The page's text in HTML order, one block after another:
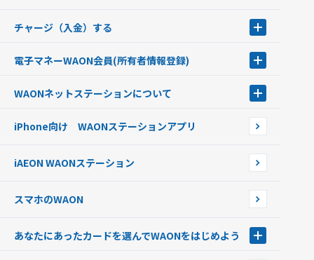
チャージ（入金）する
現金でチャージする
銀行口座・ATMからチャージする
オートチャージ
ポイントからチャージする
チャージ上限金額の変更について
電子マネーWAON会員(所有者情報登録)
WAON POINTサービス会員登録に伴う個人データの共同利用のお知
WAONネットステーションについて
WAONネットステーションWAON端末について
iPhone向け WAONステーションアプリ
iAEON WAONステーション
スマホのWAON
あなたにあったカードを選んでWAONをはじめよう